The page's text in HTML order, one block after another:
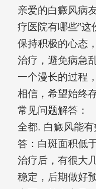
亲爱的白癜风病
疗医院有哪些”
保持积极的心态
治疗，避免病急
一个漫长的过程
相信，希望始终存
常见问题解答：
全都. 白癜风能有
答：白斑面积低
治疗后，有很大
稳定，后期做好